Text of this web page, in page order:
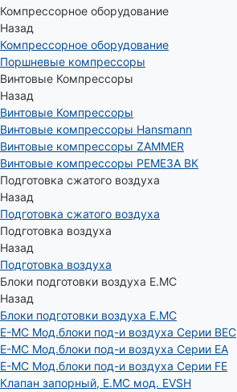
Компрессорное оборудование
Назад
Компрессорное оборудование
Поршневые компрессоры
Винтовые Компрессоры
Назад
Винтовые Компрессоры
Винтовые компрессоры Hansmann
Винтовые компрессоры ZAMMER
Винтовые компрессоры РЕМЕЗА ВК
Подготовка сжатого воздуха
Назад
Подготовка сжатого воздуха
Подготовка воздуха
Назад
Подготовка воздуха
Блоки подготовки воздуха E.MC
Назад
Блоки подготовки воздуха E.MC
E-MC Мод.блоки под-и воздуха Серии BEC
E-MC Мод.блоки под-и воздуха Серии EA
E-MC Мод.блоки под-и воздуха Серии FE
Клапан запорный, E.MC мод. EVSH